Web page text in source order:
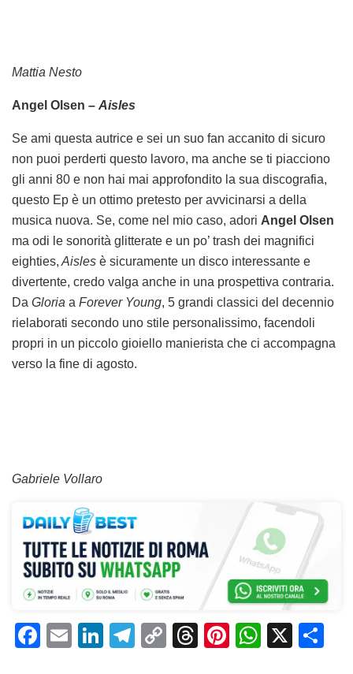
Mattia Nesto
Angel Olsen – Aisles
Se ami questa autrice e sei un suo fan accanito di sicuro
non puoi perderti questo lavoro, ma anche se ti piacciono
gli anni 80 e non hai mai approfondito la sua discografia,
questo Ep è un ottimo pretesto per avvicinarsi a della
musica nuova. Se, come nel mio caso, adori Angel Olsen
ma odi le sonorità glitterate e un po’ trash dei magnifici
eighties, Aisles è sicuramente un disco interessante e
divertente, credo valga anche in una prospettiva contraria.
Da Gloria a Forever Young, 5 grandi classici del decennio
rielaborati secondo uno stile personalissimo, facendoli
propri in un piccolo gioiello manierista che ci accompagna
verso la fine di agosto.
Gabriele Vollaro
F
E
Li T
C
T
Pi W X